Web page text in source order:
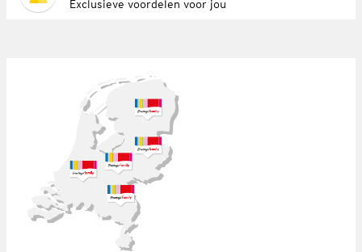
Exclusieve voordelen voor jou